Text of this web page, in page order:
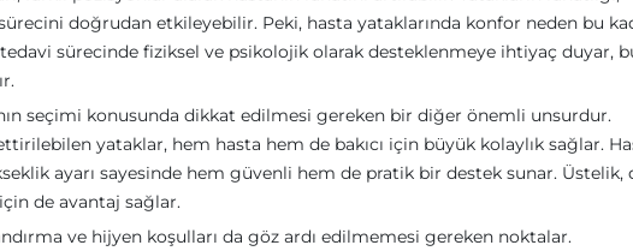
doğrudan etkileyebilir. Peki, hasta yataklarında konfor neden bu
sürecinde fiziksel ve psikolojik olarak desteklenmeye ihtiyaç duyar,
seçimi konusunda dikkat edilmesi gereken bir diğer önemli unsurdur.
yataklar, hem hasta hem de bakıcı için büyük kolaylık sağlar.
ayarı sayesinde hem güvenli hem de pratik bir destek sunar. Üstelik,
için de avantaj sağlar.
ve hijyen koşulları da göz ardı edilmemesi gereken noktalar.